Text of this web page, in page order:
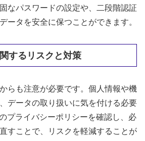
なパスワードの設定や、二段階認証
ータを安全に保つことができます。
するリスクと対策
らも注意が必要です。個人情報や機
データの取り扱いに気を付ける必要
プライバシーポリシーを確認し、必
すことで、リスクを軽減することが